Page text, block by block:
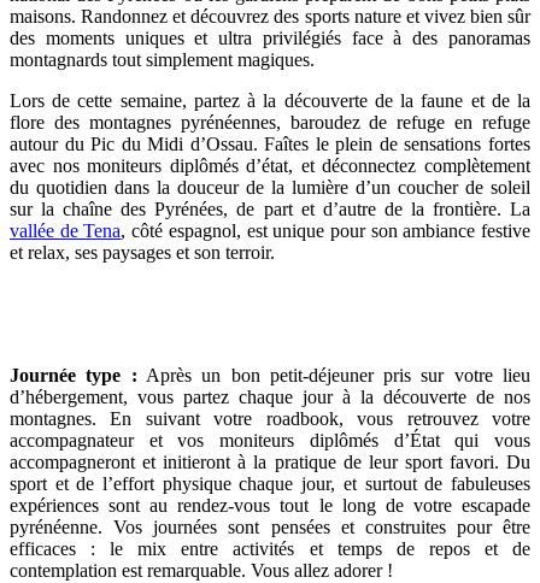
maisons. Randonnez et découvrez des sports nature et vivez bien sûr
des moments uniques et ultra privilégiés face à des panoramas
montagnards tout simplement magiques.
Lors de cette semaine, partez à la découverte de la faune et de la
flore des montagnes pyrénéennes, baroudez de refuge en refuge
autour du Pic du Midi d’Ossau. Faîtes le plein de sensations fortes
avec nos moniteurs diplômés d’état, et déconnectez complètement
du quotidien dans la douceur de la lumière d’un coucher de soleil
sur la chaîne des Pyrénées, de part et d’autre de la frontière. La
vallée de Tena, côté espagnol, est unique pour son ambiance festive
et relax, ses paysages et son terroir.
Journée type : Après un bon petit-déjeuner pris sur votre lieu
d’hébergement, vous partez chaque jour à la découverte de nos
montagnes. En suivant votre roadbook, vous retrouvez votre
accompagnateur et vos moniteurs diplômés d’État qui vous
accompagneront et initieront à la pratique de leur sport favori. Du
sport et de l’effort physique chaque jour, et surtout de fabuleuses
expériences sont au rendez-vous tout le long de votre escapade
pyrénéenne. Vos journées sont pensées et construites pour être
efficaces : le mix entre activités et temps de repos et de
contemplation est remarquable. Vous allez adorer !